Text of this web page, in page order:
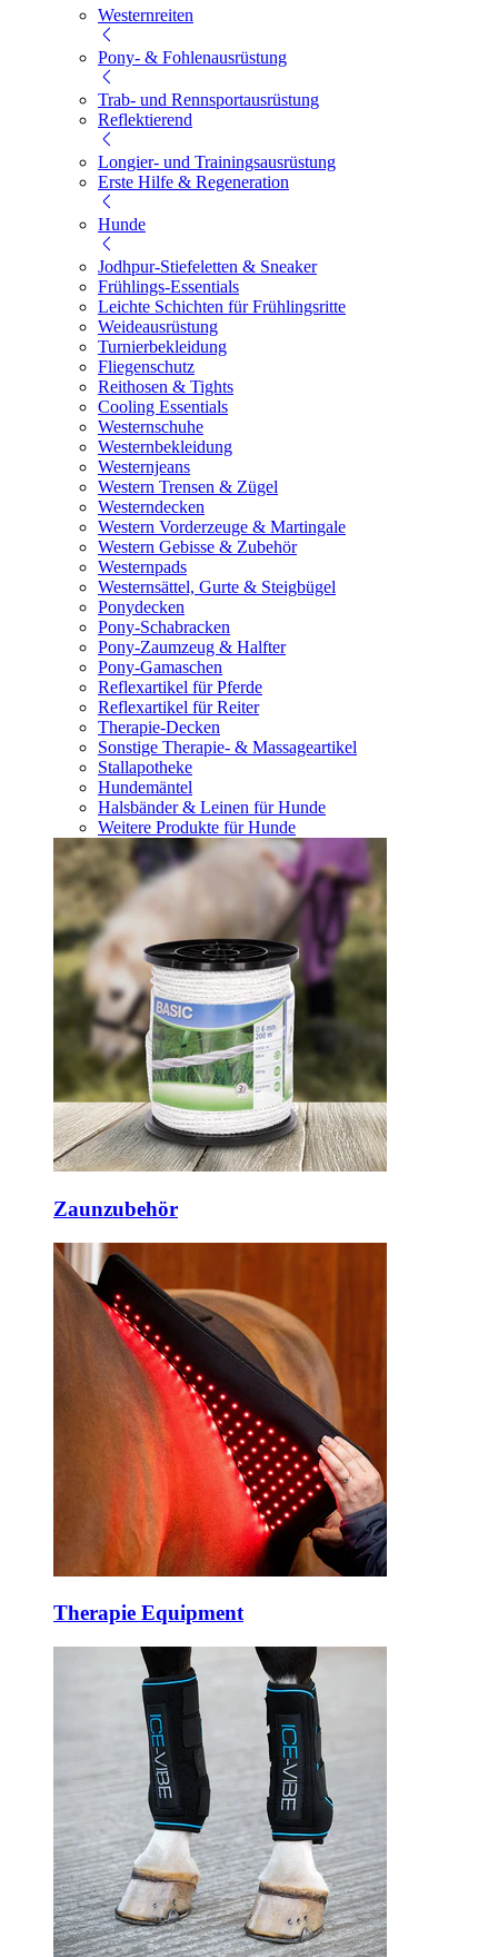
Westernreiten
Pony- & Fohlenausrüstung
Trab- und Rennsportausrüstung
Reflektierend
Longier- und Trainingsausrüstung
Erste Hilfe & Regeneration
Hunde
Jodhpur-Stiefeletten & Sneaker
Frühlings-Essentials
Leichte Schichten für Frühlingsritte
Weideausrüstung
Turnierbekleidung
Fliegenschutz
Reithosen & Tights
Cooling Essentials
Westernschuhe
Westernbekleidung
Westernjeans
Western Trensen & Zügel
Westerndecken
Western Vorderzeuge & Martingale
Western Gebisse & Zubehör
Westernpads
Westernsättel, Gurte & Steigbügel
Ponydecken
Pony-Schabracken
Pony-Zaumzeug & Halfter
Pony-Gamaschen
Reflexartikel für Pferde
Reflexartikel für Reiter
Therapie-Decken
Sonstige Therapie- & Massageartikel
Stallapotheke
Hundemäntel
Halsbänder & Leinen für Hunde
Weitere Produkte für Hunde
Zaunzubehör
Therapie Equipment